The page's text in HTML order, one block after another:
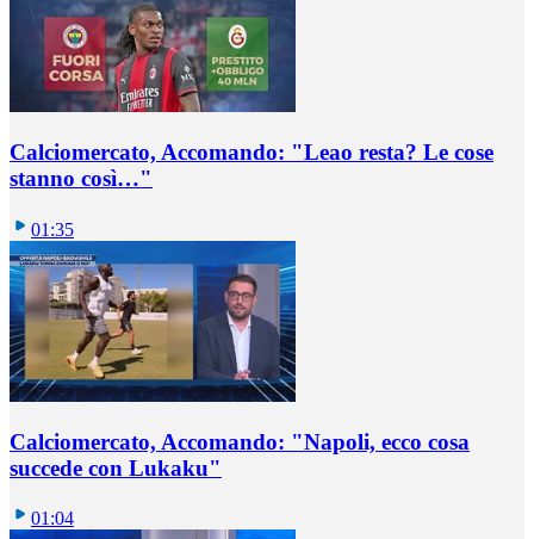
Calciomercato, Accomando: "Leao resta? Le cose
stanno così…"
01:35
Calciomercato, Accomando: "Napoli, ecco cosa
succede con Lukaku"
01:04